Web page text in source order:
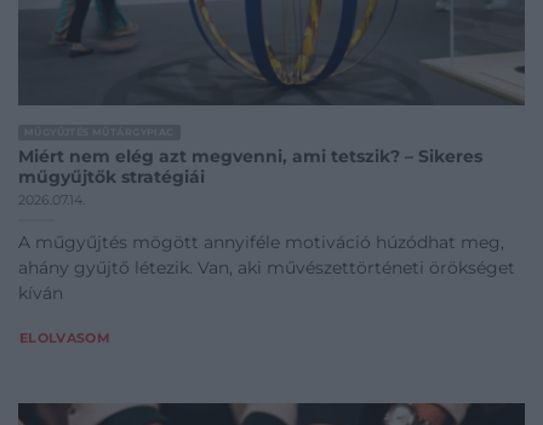
Miért nem elég azt megvenni, ami tetszik? – Sikeres
műgyűjtők stratégiái
2026.07.14.
A műgyűjtés mögött annyiféle motiváció húzódhat meg,
ahány gyűjtő létezik. Van, aki művészettörténeti örökséget
kíván
ELOLVASOM